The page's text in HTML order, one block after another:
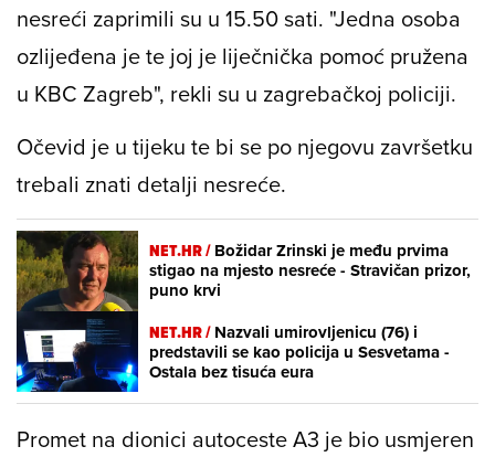
nesreći zaprimili su u 15.50 sati. "Jedna osoba
ozlijeđena je te joj je liječnička pomoć pružena
u KBC Zagreb", rekli su u zagrebačkoj policiji.
Očevid je u tijeku te bi se po njegovu završetku
trebali znati detalji nesreće.
NET.HR /Božidar Zrinski je među prvima
stigao na mjesto nesreće - Stravičan prizor,
puno krvi
NET.HR /Nazvali umirovljenicu (76) i
predstavili se kao policija u Sesvetama -
Ostala bez tisuća eura
Promet na dionici autoceste A3 je bio usmjeren